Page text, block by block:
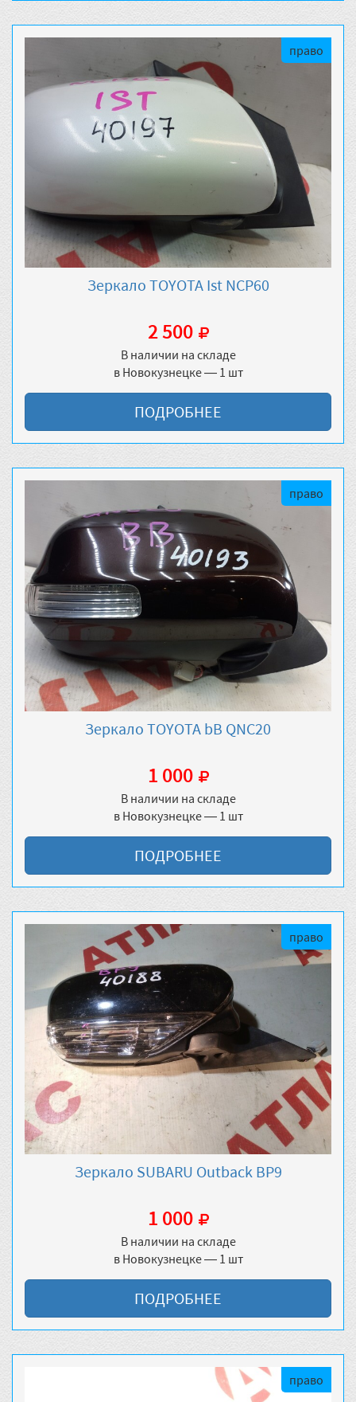
право
Зеркало TOYOTA Ist NCP60
2 500
В наличии на складе
в Новокузнецке — 1 шт
ПОДРОБНЕЕ
право
Зеркало TOYOTA bB QNC20
1 000
В наличии на складе
в Новокузнецке — 1 шт
ПОДРОБНЕЕ
право
Зеркало SUBARU Outback BP9
1 000
В наличии на складе
в Новокузнецке — 1 шт
ПОДРОБНЕЕ
право